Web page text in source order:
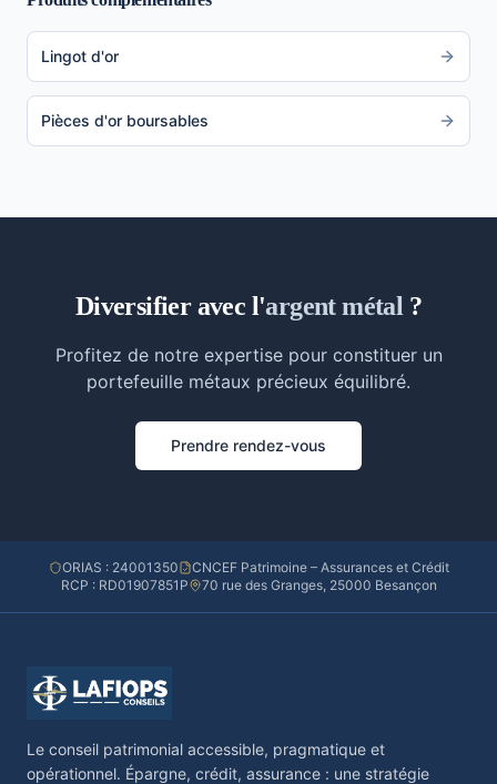
Lingot d'or
Pièces d'or boursables
Diversifier avec l'argent métal ?
Profitez de notre expertise pour constituer un
portefeuille métaux précieux équilibré.
Prendre rendez-vous
ORIAS : 24001350
CNCEF Patrimoine – Assurances et Crédit
RCP : RD01907851P
70 rue des Granges, 25000 Besançon
Le conseil patrimonial accessible, pragmatique et
opérationnel. Épargne, crédit, assurance : une stratégie